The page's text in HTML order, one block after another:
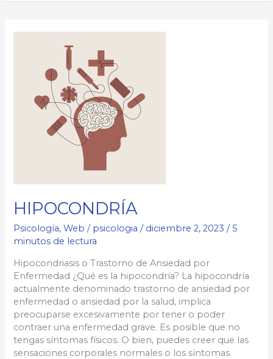
HIPOCONDRÍA
Psicología,Web / psicologia/ diciembre 2, 2023/5
minutos de lectura
Hipocondriasis o Trastorno de Ansiedad por
Enfermedad ¿Qué es la hipocondría? La hipocondría
actualmente denominado trastorno de ansiedad por
enfermedad o ansiedad por la salud, implica
preocuparse excesivamente por tener o poder
contraer una enfermedad grave. Es posible que no
tengas síntomas físicos. O bien, puedes creer que las
sensaciones corporales normales o los síntomas